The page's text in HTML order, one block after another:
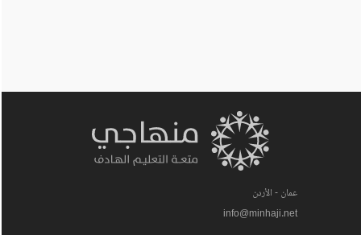
عمان - الأردن
info@minhaji.net